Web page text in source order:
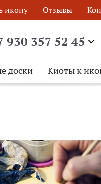
икону Отзывы
930 357 52 45
доски Киоты к